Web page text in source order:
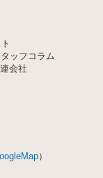
ッフコラム
会社
）